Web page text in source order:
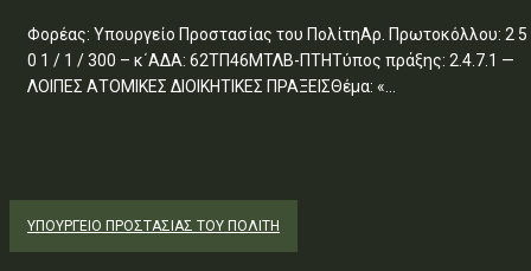
Φορέας: Υπουργείο Προστασίας του ΠολίτηΑρ. Πρωτοκόλλου: 2 5
0 1 / 1 / 300 – κ΄ΑΔΑ: 62ΤΠ46ΜΤΛΒ-ΠΤΗΤύπος πράξης: 2.4.7.1 —
ΛΟΙΠΕΣ ΑΤΟΜΙΚΕΣ ΔΙΟΙΚΗΤΙΚΕΣ ΠΡΑΞΕΙΣΘέμα: «...
ΥΠΟΥΡΓΕΊΟ ΠΡΟΣΤΑΣΊΑΣ ΤΟΥ ΠΟΛΊΤΗ